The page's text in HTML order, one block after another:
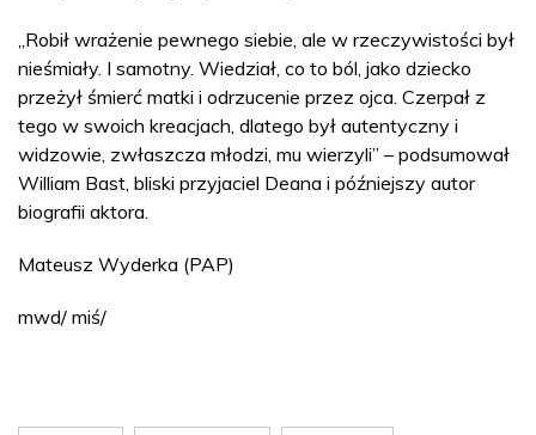
„Robił wrażenie pewnego siebie, ale w rzeczywistości był
nieśmiały. I samotny. Wiedział, co to ból, jako dziecko
przeżył śmierć matki i odrzucenie przez ojca. Czerpał z
tego w swoich kreacjach, dlatego był autentyczny i
widzowie, zwłaszcza młodzi, mu wierzyli” – podsumował
William Bast, bliski przyjaciel Deana i późniejszy autor
biografii aktora.
Mateusz Wyderka (PAP)
mwd/ miś/